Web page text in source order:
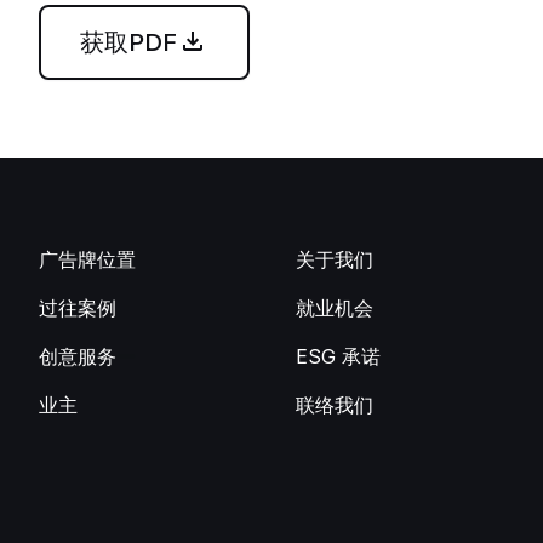
获取PDF
广告牌位置
过往案例
创意服务
业主
关于我们
就业机会
ESG 承诺
联络我们